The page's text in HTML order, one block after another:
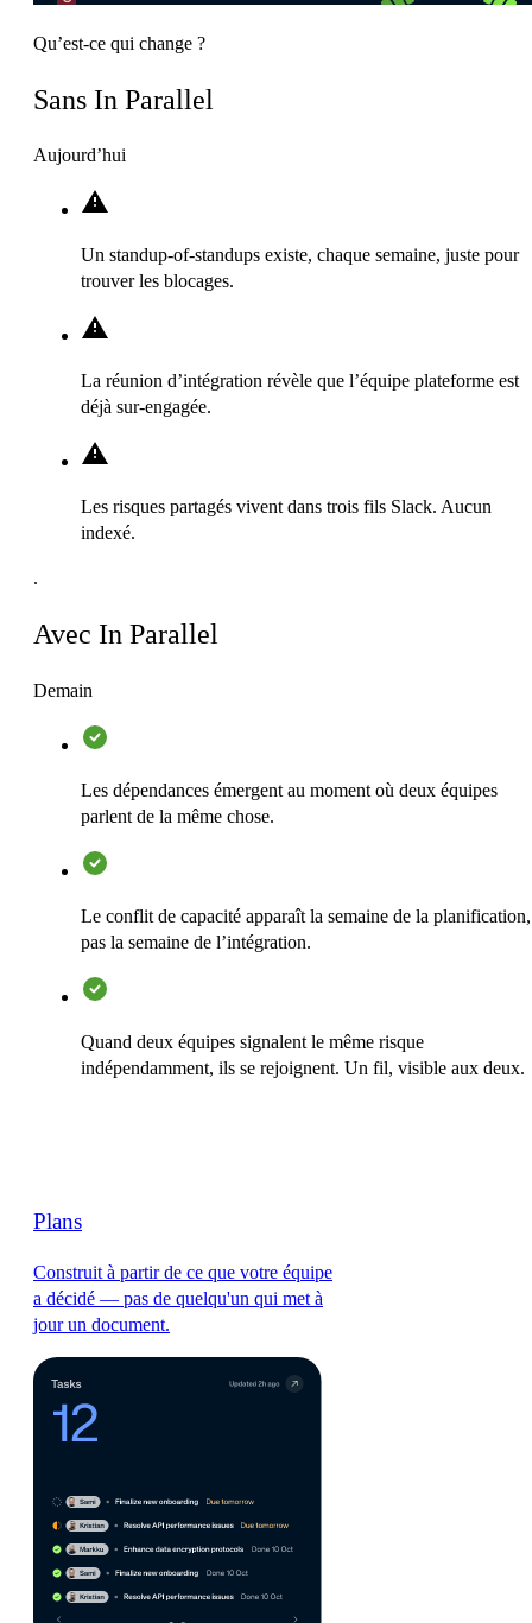
Qu’est-ce qui change ?
Sans In Parallel
Aujourd’hui
Un standup-of-standups existe, chaque semaine, juste pour
trouver les blocages.
La réunion d’intégration révèle que l’équipe plateforme est
déjà sur-engagée.
Les risques partagés vivent dans trois fils Slack. Aucun
indexé.
.
Avec In Parallel
Demain
Les dépendances émergent au moment où deux équipes
parlent de la même chose.
Le conflit de capacité apparaît la semaine de la planification,
pas la semaine de l’intégration.
Quand deux équipes signalent le même risque
indépendamment, ils se rejoignent. Un fil, visible aux deux.
Plans
Construit à partir de ce que votre équipe
a décidé — pas de quelqu'un qui met à
jour un document.